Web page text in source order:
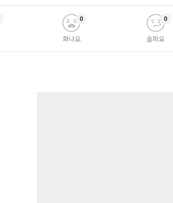
화나요
0
슬퍼요
0